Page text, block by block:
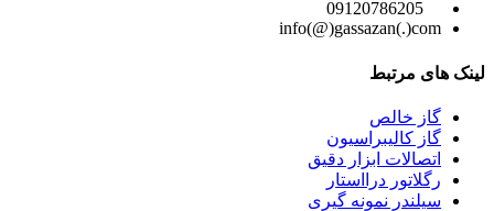
info(@)gassazan(.)com
لینک های مرتبط
گاز خالص
گاز کالیبراسیون
اتصالات ابزار دقیق
رگلاتور درااستار
سیلندر نمونه گیری